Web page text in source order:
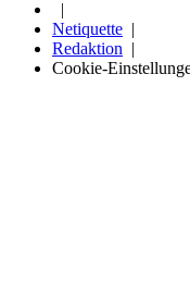
Netiquette
Redaktion
Cookie-